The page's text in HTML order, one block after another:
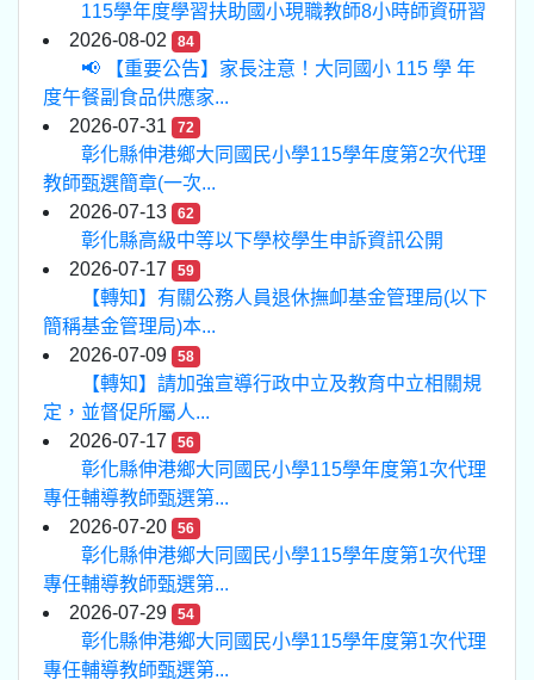
115學年度學習扶助國小現職教師8小時師資研習
2026-08-02
84
📢 【重要公告】家長注意！大同國小 115 學 年
度午餐副食品供應家...
2026-07-31
72
彰化縣伸港鄉大同國民小學115學年度第2次代理
教師甄選簡章(一次...
2026-07-13
62
彰化縣高級中等以下學校學生申訴資訊公開
2026-07-17
59
【轉知】有關公務人員退休撫卹基金管理局(以下
簡稱基金管理局)本...
2026-07-09
58
【轉知】請加強宣導行政中立及教育中立相關規
定，並督促所屬人...
2026-07-17
56
彰化縣伸港鄉大同國民小學115學年度第1次代理
專任輔導教師甄選第...
2026-07-20
56
彰化縣伸港鄉大同國民小學115學年度第1次代理
專任輔導教師甄選第...
2026-07-29
54
彰化縣伸港鄉大同國民小學115學年度第1次代理
專任輔導教師甄選第...